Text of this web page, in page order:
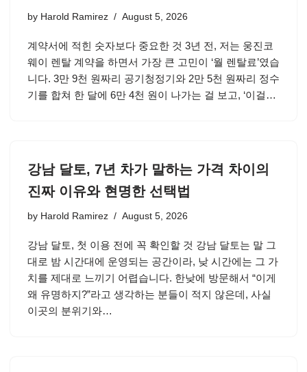
by Harold Ramirez August 5, 2026
계약서에 적힌 숫자보다 중요한 것 3년 전, 저는 웅진코
웨이 렌탈 계약을 하면서 가장 큰 고민이 ‘월 렌탈료’였습
니다. 3만 9천 원짜리 공기청정기와 2만 5천 원짜리 정수
기를 합쳐 한 달에 6만 4천 원이 나가는 걸 보고, ‘이걸…
강남 달토, 7년 차가 말하는 가격 차이의
진짜 이유와 현명한 선택법
by Harold Ramirez August 5, 2026
강남 달토, 첫 이용 전에 꼭 확인할 것 강남 달토는 말 그
대로 밤 시간대에 운영되는 공간이라, 낮 시간에는 그 가
치를 제대로 느끼기 어렵습니다. 한낮에 방문해서 “이게
왜 유명하지?”라고 생각하는 분들이 적지 않은데, 사실
이곳의 분위기와…